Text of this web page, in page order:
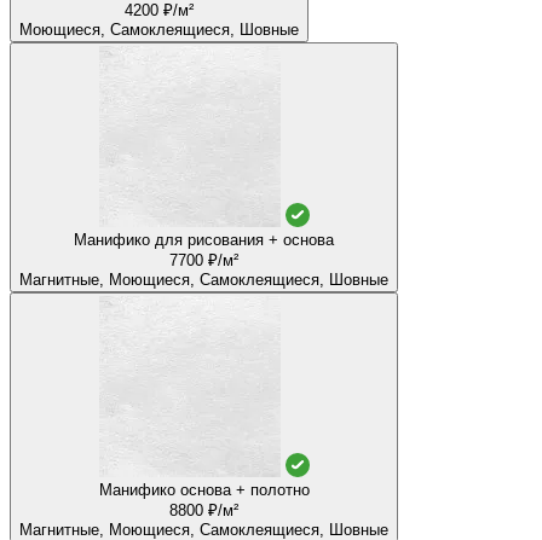
4200 ₽/м²
Моющиеся, Самоклеящиеся, Шовные
Манифико для рисования + основа
7700 ₽/м²
Магнитные, Моющиеся, Самоклеящиеся, Шовные
Манифико основа + полотно
8800 ₽/м²
Магнитные, Моющиеся, Самоклеящиеся, Шовные